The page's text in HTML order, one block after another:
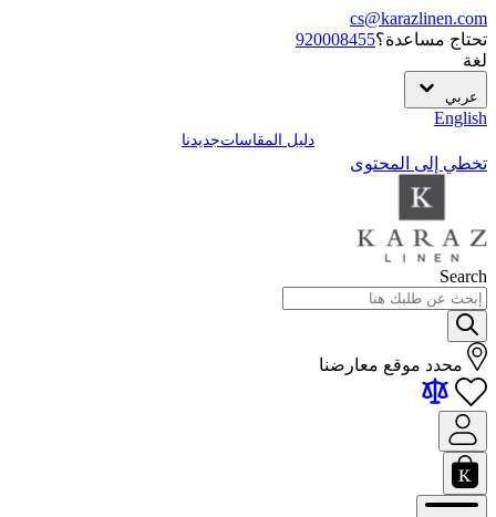
cs@karazlinen.com
تحتاج مساعدة؟920008455
لغة
عربي
English
دليل المقاساتجديدنا
تخطي إلى المحتوى
Search
محدد موقع معارضنا